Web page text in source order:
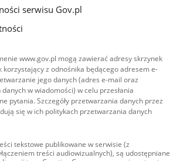
serwisu Gov.pl
www.gov.pl mogą zawierać adresy skrzynek
korzystający z odnośnika będącego adresem e-
jego danych (adres e-mail oraz
w wiadomości) w celu przesłania
pytania. Szczegóły przetwarzania danych przez
się w ich politykach przetwarzania danych
tekstowe publikowane w serwisie (z
treści audiowizualnych), są udostępniane